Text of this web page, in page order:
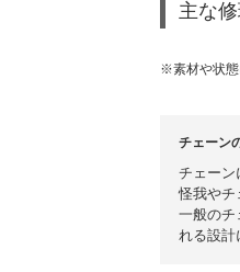
主な
※素材や状態
チェーン
チェーン
怪我やチ
一般のチ
れる設計